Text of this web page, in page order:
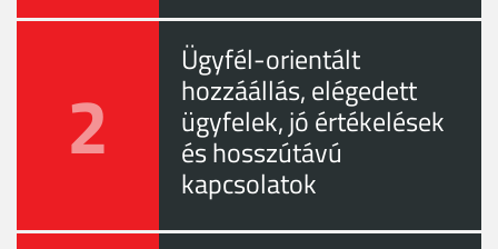
2
Ügyfél-orientált
hozzáállás, elégedett
ügyfelek, jó értékelések
és hosszútávú
kapcsolatok